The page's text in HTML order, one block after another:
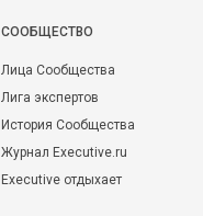
CООБЩЕСТВО
Лица Сообщества
Лига экспертов
История Сообщества
Журнал Executive.ru
Executive отдыхает